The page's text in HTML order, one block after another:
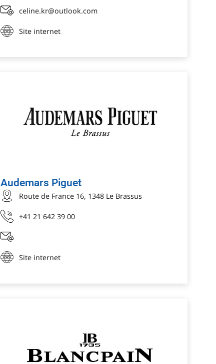
celine.kr@outlook.com
Site internet
Audemars Piguet
Route de France 16, 1348 Le Brassus
+41 21 642 39 00
Site internet